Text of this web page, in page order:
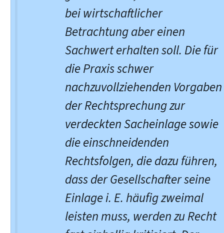
bei wirtschaftlicher
Betrachtung aber einen
Sachwert erhalten soll. Die für
die Praxis schwer
nachzuvollziehenden Vorgaben
der Rechtsprechung zur
verdeckten Sacheinlage sowie
die einschneidenden
Rechtsfolgen, die dazu führen,
dass der Gesellschafter seine
Einlage i. E. häufig zweimal
leisten muss, werden zu Recht